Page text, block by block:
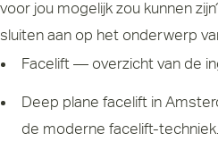
voor jou mogelijk zou kunnen
sluiten aan op het onderwerp
Facelift — overzicht van de
Deep plane facelift in
de moderne facelift-techniek.